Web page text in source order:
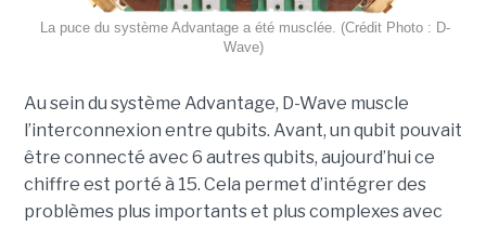
La puce du système Advantage a été musclée. (Crédit Photo : D-
Wave)
Au sein du système Advantage, D-Wave muscle
l’interconnexion entre qubits. Avant, un qubit pouvait
être connecté avec 6 autres qubits, aujourd’hui ce
chiffre est porté à 15. Cela permet d’intégrer des
problèmes plus importants et plus complexes avec